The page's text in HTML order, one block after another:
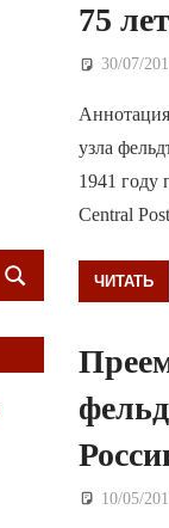
75
30/07/
узла
1941 году
Central
ЧИТАТЬ
10/05/
ПОИСК